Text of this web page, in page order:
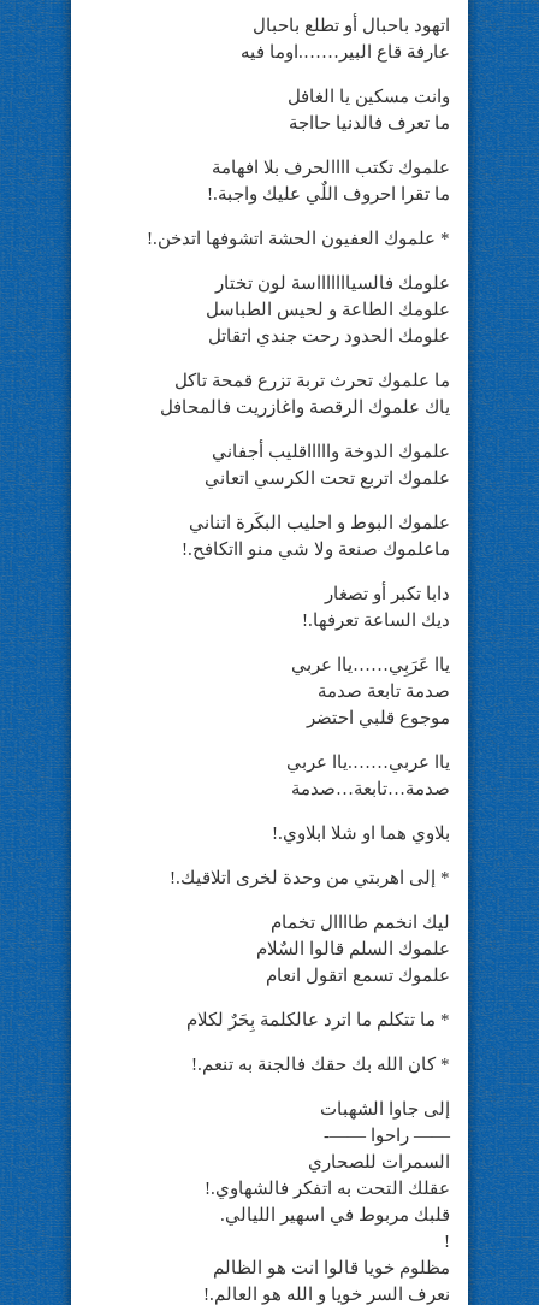
اتهود باحبال أو تطلع باحبال
عارفة قاع البير…….اوما فيه
وانت مسكين يا الغافل
ما تعرف فالدنيا حااجة
علموك تكتب اااالحرف بلا افهامة
ما تقرا احروف اللٌي عليك واجبة.!
* علموك العفيون الحشة اتشوفها اتدخن.!
علومك فالسياااااااسة لون تختار
علومك الطاعة و لحيس الطباسل
علومك الحدود رحت جندي اتقاتل
ما علموك تحرث تربة تزرع قمحة تاكل
ياك علموك الرقصة واغازريت فالمحافل
علموك الدوخة واااااقليب أجفاني
علموك اتربع تحت الكرسي اتعاني
علموك البوط و احليب البكَرة اتناني
ماعلموك صنعة ولا شي منو ااتكافح.!
دابا تكبر أو تصغار
ديك الساعة تعرفها.!
ياا عَرَبِي……ياا عربي
صدمة تابعة صدمة
موجوع قلبي احتضر
ياا عربي…….ياا عربي
صدمة…تابعة…صدمة
بلاوي هما او شلا ابلاوي.!
* إلى اهربتي من وحدة لخرى اتلاقيك.!
ليك انخمم طاااال تخمام
علموك السلم قالوا السٌلام
علموك تسمع اتقول انعام
* ما تتكلم ما اترد عالكلمة بِحَرٌ لكلام
* كان الله بك حقك فالجنة به تنعم.!
إلى جاوا الشهبات
—— راحوا ——-
السمرات للصحاري
عقلك التحت به اتفكر فالشهاوي.!
قلبك مربوط في اسهير الليالي.
!
مظلوم خويا قالوا انت هو الظالم
نعرف السر خويا و الله هو العالم.!